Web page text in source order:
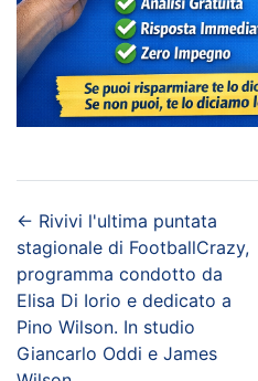
← Rivivi l'ultima puntata
stagionale di FootballCrazy,
programma condotto da
Elisa Di Iorio e dedicato a
Pino Wilson. In studio
Giancarlo Oddi e James